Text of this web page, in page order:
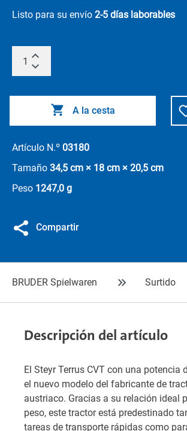
Listo para su envío 2-5 días laborables
A la cesta
Artículo N.º 03180
Tamaño 34,5 cm × 18 cm × 20,5 cm
Peso 1247,0 g
Compartir
BRUDER Spielwaren Surtido
Descripción del artículo
El Steyr Terrus CVT con una potencia
el nuevo modelo del fabricante de
austriaco. Gracias a su relación ideal
peso, este tractor está predestinado
tareas de transporte rápidas como